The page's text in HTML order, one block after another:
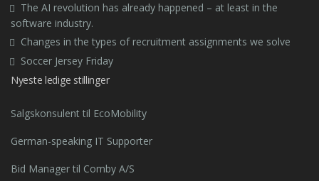
The AI revolution has already happened – at least in the
software industry.
Changes in the types of recruitment assignments we solve
Soccer Jersey Friday
Nyeste ledige stillinger
Salgskonsulent til EcoMobility
German-speaking IT Supporter
Bid Manager til Comby A/S